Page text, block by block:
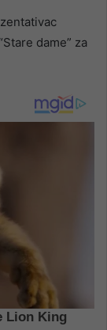
dame” za